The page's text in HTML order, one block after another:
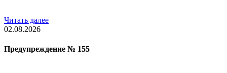
Читать далее
02.08.2026
Предупреждение № 155